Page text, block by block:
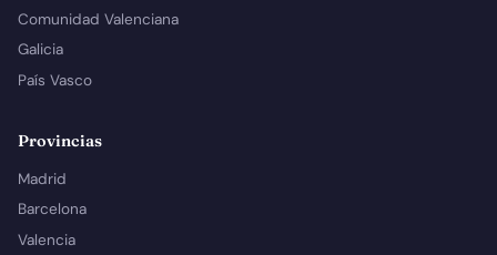
Comunidad Valenciana
Galicia
País Vasco
Provincias
Madrid
Barcelona
Valencia